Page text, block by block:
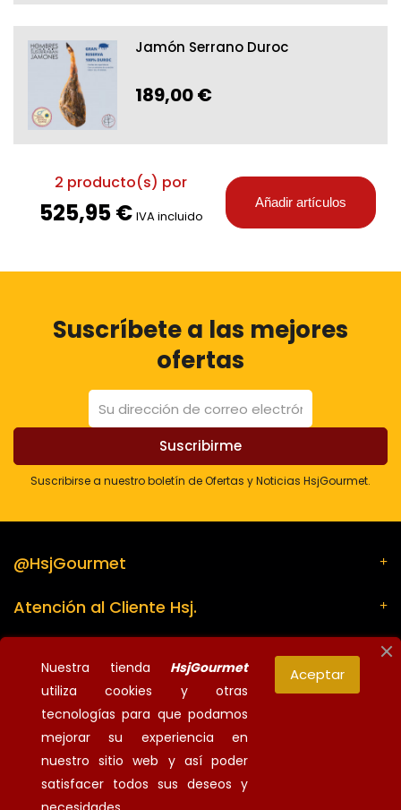
Jamón Serrano Duroc
189,00 €
2 producto(s) por
525,95 € IVA incluido
Añadir artículos
Suscríbete a las mejores
ofertas
Suscribirse a nuestro boletín de Ofertas y Noticias HsjGourmet.
@HsjGourmet
Atención al Cliente Hsj.
Información de la tienda
Nuestra tienda HsjGourmet
utiliza cookies y otras
tecnologías para que podamos
mejorar su experiencia en
nuestro sitio web y así poder
satisfacer todos sus deseos y
Aceptar